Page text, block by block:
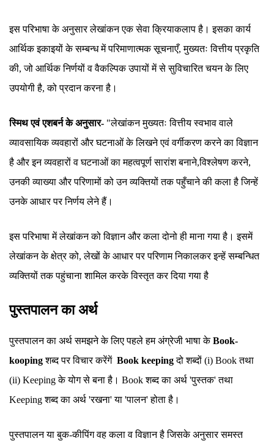
इस परिभाषा के अनुसार लेखांकन एक सेवा क्रियाकलाप है। इसका कार्य
आर्थिक इकाइयों के सम्बन्ध में परिमाणात्मक सूचनाएँ, मुख्यतः वित्तीय प्रकृति
की, जो आर्थिक निर्णयों व वैकल्पिक उपायों में से सुविचारित चयन के लिए
उपयोगी है, को प्रदान करना है।
स्मिथ एवं एशबर्न के अनुसार- "लेखांकन मुख्यतः वित्तीय स्वभाव वाले
व्यावसायिक व्यवहारों और घटनाओं के लिखने एवं वर्गीकरण करने का विज्ञान
है और इन व्यवहारों व घटनाओं का महत्वपूर्ण सारांश बनाने,विश्लेषण करने,
उनकी व्याख्या और परिणामों को उन व्यक्तियों तक पहुँचाने की कला है जिन्हें
उनके आधार पर निर्णय लेने हैं।
इस परिभाषा में लेखांकन को विज्ञान और कला दोनो ही माना गया है। इसमें
लेखांकन के क्षेत्र को, लेखों के आधार पर परिणाम निकालकर इन्हें सम्बन्धित
व्यक्तियों तक पहुंचाना शामिल करके विस्तृत कर दिया गया है
पुस्तपालन का अर्थ
पुस्तपालन का अर्थ समझने के लिए पहले हम अंग्रेजी भाषा केBook-
koopingशब्द पर विचार करेंगें Book keepingदो शब्दों (i) Book तथा
(ii) Keeping के योग से बना है। Book शब्द का अर्थ 'पुस्तक' तथा
Keeping शब्द का अर्थ 'रखना' या 'पालन' होता है।
पुस्तपालन या बुक-कीपिंग वह कला व विज्ञान है जिसके अनुसार समस्त